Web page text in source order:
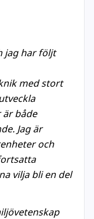
jag har följt
med stort
både
Jag är
och
vilja bli en del